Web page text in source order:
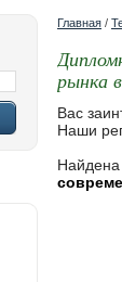
Главная /
рынка
Вас
Наши